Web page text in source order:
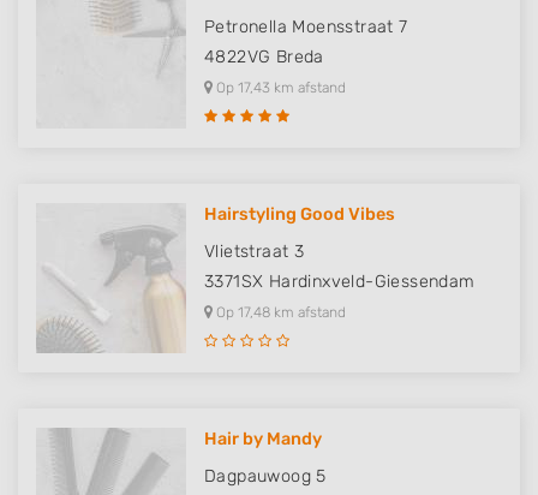
Petronella Moensstraat 7
4822VG Breda
Op 17,43 km afstand
Hairstyling Good Vibes
Vlietstraat 3
3371SX Hardinxveld-Giessendam
Op 17,48 km afstand
Hair by Mandy
Dagpauwoog 5
Identify devices based on information
Non-IAB processing purposes:
Advertising